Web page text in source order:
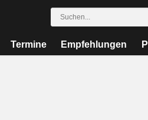
Termine Empfehlungen